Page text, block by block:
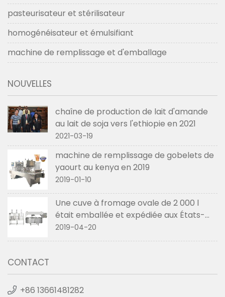
pasteurisateur et stérilisateur
homogénéisateur et émulsifiant
machine de remplissage et d'emballage
NOUVELLES
chaîne de production de lait d'amande
au lait de soja vers l'ethiopie en 2021
2021-03-19
machine de remplissage de gobelets de
yaourt au kenya en 2019
2019-01-10
Une cuve à fromage ovale de 2 000 l
était emballée et expédiée aux États-
Unis en avril 2019
2019-04-20
CONTACT
+86 13661481282